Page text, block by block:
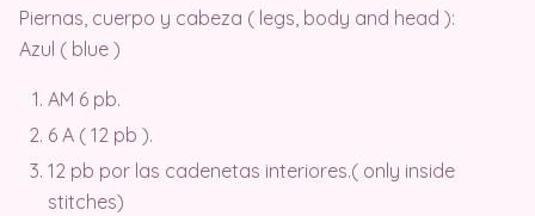
Piernas, cuerpo y cabeza ( legs, body and head ):
Azul ( blue )
AM 6 pb.
6 A ( 12 pb ).
12 pb por las cadenetas interiores.( only inside
stitches)